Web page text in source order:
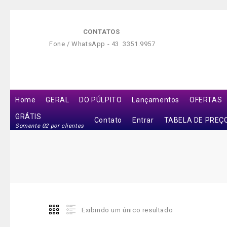
CONTATOS
Fone / WhatsApp - 43 3351.9957
Home GERAL DO PÚLPITO Lançamentos OFERTAS
GRÁTIS
Somente 02 por clientes
Contato Entrar TABELA DE
Exibindo um único resultado